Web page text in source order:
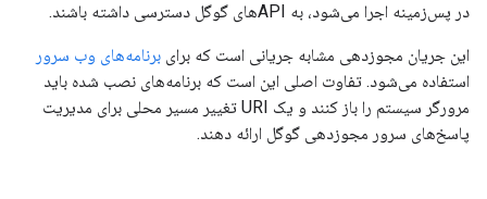
در پس‌زمینه اجرا می‌شود، به APIهای گوگل دسترسی داشته باشند.
این جریان مجوزدهی مشابه جریانی است که برای برنامه‌های وب سرور
استفاده می‌شود. تفاوت اصلی این است که برنامه‌های نصب شده باید
مرورگر سیستم را باز کنند و یک URI تغییر مسیر محلی برای مدیریت
پاسخ‌های سرور مجوزدهی گوگل ارائه دهند.